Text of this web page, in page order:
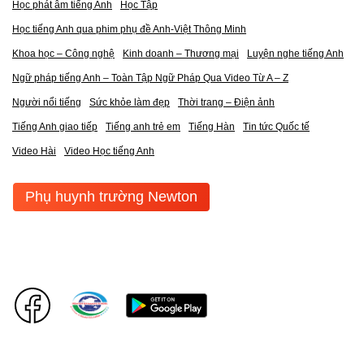
Học phát âm tiếng Anh Học Tập
Học tiếng Anh qua phim phụ đề Anh-Việt Thông Minh
Khoa học – Công nghệ Kinh doanh – Thương mại Luyện nghe tiếng Anh
Ngữ pháp tiếng Anh – Toàn Tập Ngữ Pháp Qua Video Từ A – Z
Người nổi tiếng Sức khỏe làm đẹp Thời trang – Điện ảnh
Tiếng Anh giao tiếp Tiếng anh trẻ em Tiếng Hàn Tin tức Quốc tế
Video Hài Video Học tiếng Anh
Phụ huynh trường Newton